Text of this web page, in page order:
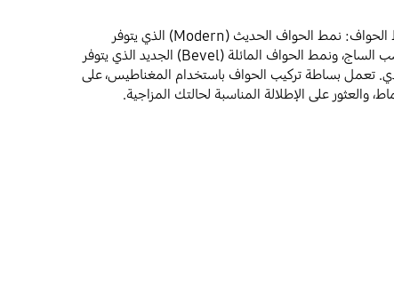
استمتع بخيارين مميزين لأنماط الحواف: نمط الحواف الحديث (Modern) الذي يتوفر
باللونين الأبيض والبني ولون خشب الساج، ونمط الحواف المائلة (Bevel) الجديد الذي يتوفر
تعمل بساطة تركيب الحواف باستخدام المغناطيس، على
والعثور على الإطلالة المناسبة لحالتك المزاجية.